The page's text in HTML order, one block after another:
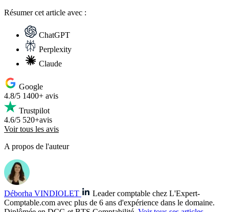
Résumercet article avec :
ChatGPT
Perplexity
Claude
Google
4.8/5 1400+ avis
Trustpilot
4.6/5 520+avis
Voir tous les avis
A propos de l'auteur
Déborha VINDIOLET
Leader comptable chez L'Expert-
Comptable.com avec plus de 6 ans d'expérience dans le domaine.